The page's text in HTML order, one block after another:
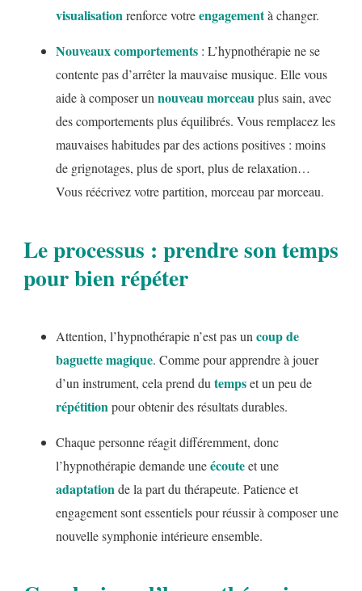
visualisationrenforce votreengagementà changer.
Nouveaux comportements : L’hypnothérapie ne se
contente pas d’arrêter la mauvaise musique. Elle vous
aide à composer unnouveau morceauplus sain, avec
des comportements plus équilibrés. Vous remplacez les
mauvaises habitudes par des actions positives : moins
de grignotages, plus de sport, plus de relaxation…
Vous réécrivez votre partition, morceau par morceau.
Le processus : prendre son temps
pour bien répéter
Attention, l’hypnothérapie n’est pas uncoup de
baguette magique. Comme pour apprendre à jouer
d’un instrument, cela prend dutempset un peu de
répétitionpour obtenir des résultats durables.
Chaque personne réagit différemment, donc
l’hypnothérapie demande uneécouteet une
adaptationde la part du thérapeute. Patience et
engagement sont essentiels pour réussir à composer une
nouvelle symphonie intérieure ensemble.